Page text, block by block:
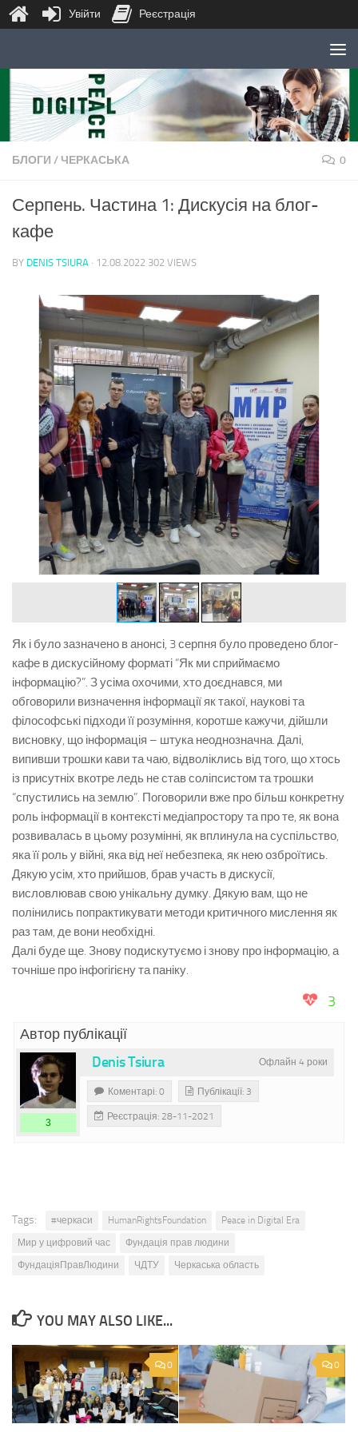
Skip to content
БЛОГИ / ЧЕРКАСЬКА 0
Серпень. Частина 1: Дискусія на блог-
кафе
BY DENIS TSIURA · 12.08.2022 302 VIEWS
Як і було зазначено в анонсі, 3 серпня було проведено блог-
кафе в дискусійному форматі “Як ми сприймаємо
інформацію?”. З усіма охочими, хто доєднався, ми
обговорили визначення інформації як такої, наукові та
філософські підходи її розуміння, коротше кажучи, дійшли
висновку, що інформація – штука неоднозначна. Далі,
випивши трошки кави та чаю, відволіклись від того, що хтось
із присутніх вкотре ледь не став соліпсистом та трошки
“спустились на землю”. Поговорили вже про більш конкретну
роль інформації в контексті медіапростору та про те, як вона
розвивалась в цьому розумінні, як вплинула на суспільство,
яка її роль у війні, яка від неї небезпека, як нею озброїтись.
Дякую усім, хто прийшов, брав участь в дискусії,
висловлював свою унікальну думку. Дякую вам, що не
полінились попрактикувати методи критичного мислення як
раз там, де вони необхідні.
Далі буде ще. Знову подискутуємо і знову про інформацію, а
точніше про інфогігієну та паніку.
3
Автор публікації
Офлайн 4 роки
Denis Tsiura
3
Коментарі: 0 Публікації: 3
Реєстрація: 28-11-2021
Tags: #черкаси HumanRightsFoundation
Peace in Digital Era
Мир у цифровий час
Фундація прав людини
ФундаціяПравЛюдини
ЧДТУ Черкаська область
YOU MAY ALSO LIKE...
0 0
Увійти Реєстрація